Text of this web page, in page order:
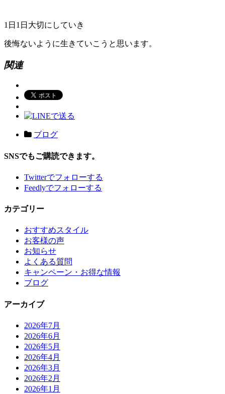
1日1日大切にしていき
後悔ないように生きていこうと思います。
関連
ブログ
SNSでもご購読できます。
Twitterでフォローする
Feedlyでフォローする
カテゴリー
おすすめスタイル
お客様の声
お知らせ
よくある質問
キャンペーン・お得な情報
ブログ
アーカイブ
2026年7月
2026年6月
2026年5月
2026年4月
2026年3月
2026年2月
2026年1月